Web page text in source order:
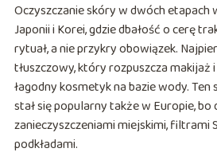
Oczyszczanie skóry w dwóch etapach
Japonii i Korei, gdzie dbałość o cerę
rytuał, a nie przykry obowiązek.
tłuszczowy, który rozpuszcza makijaż
łagodny kosmetyk na bazie wody. Ten
stał się popularny także w Europie, bo
zanieczyszczeniami miejskimi, filtrami
podkładami.